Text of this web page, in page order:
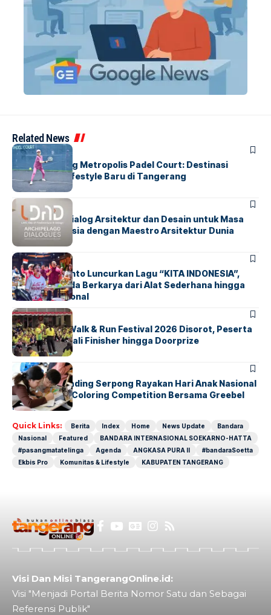
Related News
BERITAHOME
Grand Opening Metropolis Padel Court: Destinasi
Olahraga & Lifestyle Baru di Tangerang
BERITAHOME
LDAD 2026: Dialog Arsitektur dan Desain untuk Masa
Depan Indonesia dengan Maestro Arsitektur Dunia
BERITAINDEX
Marissa Sutanto Luncurkan Lagu “KITA INDONESIA”,
Ajak Anak Muda Berkarya dari Alat Sederhana hingga
Musik Tradisional
BERITAINDEX
Tangsel Fun Walk & Run Festival 2026 Disorot, Peserta
Keluhkan Medali Finisher hingga Doorprize
BERITAINDEX
Atria Hotel Gading Serpong Rayakan Hari Anak Nasional
Lewat Family Coloring Competition Bersama Greebel
Indonesia
Quick Links: Berita Index Home News Update
Bandara
Nasional
Featured
BANDARA INTERNASIONAL SOEKARNO-HATTA
#pasangmatatelinga
Agenda ANGKASA PURA II
#bandaraSoetta
Ekbis Pro
Komunitas & Lifestyle KABUPATEN TANGERANG
Visi Dan Misi TangerangOnline.id:
Visi "Menjadi Portal Berita Nomor Satu dan Sebagai
Referensi Publik"